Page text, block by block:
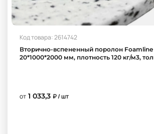
Код товара: 2614742
Вторично-вспененный поролон Foamline
20*1000*2000 мм, плотность 120 кг/м3,
от 1 033,3 ₽ / шт